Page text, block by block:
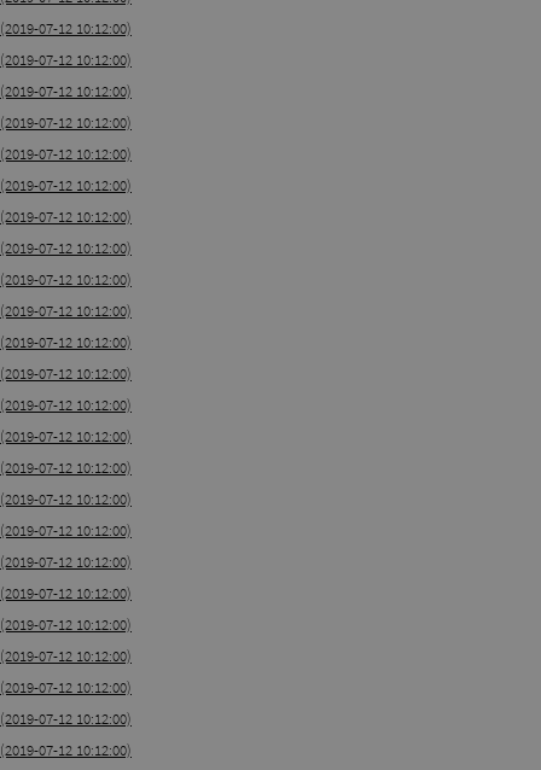
(2019-07-12 10:12:00)
(2019-07-12 10:12:00)
(2019-07-12 10:12:00)
(2019-07-12 10:12:00)
(2019-07-12 10:12:00)
(2019-07-12 10:12:00)
(2019-07-12 10:12:00)
(2019-07-12 10:12:00)
(2019-07-12 10:12:00)
(2019-07-12 10:12:00)
(2019-07-12 10:12:00)
(2019-07-12 10:12:00)
(2019-07-12 10:12:00)
(2019-07-12 10:12:00)
(2019-07-12 10:12:00)
(2019-07-12 10:12:00)
(2019-07-12 10:12:00)
(2019-07-12 10:12:00)
(2019-07-12 10:12:00)
(2019-07-12 10:12:00)
(2019-07-12 10:12:00)
(2019-07-12 10:12:00)
(2019-07-12 10:12:00)
(2019-07-12 10:12:00)